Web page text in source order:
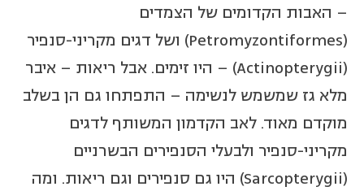
– האבות הקדומים של הצמדים
(Petromyzontiformes) ושל דגים מקריני-סנפיר
(Actinopterygii) – היו זימים. אבל ריאות – איבר
מלא גז שמשמש לנשימה – התפתחו גם הן בשלב
מוקדם מאוד. לאב הקדמון המשותף לדגים
מקריני-סנפיר ולבעלי הסנפירים הבשרניים
(Sarcopterygii) היו גם סנפירים וגם ריאות. ומה